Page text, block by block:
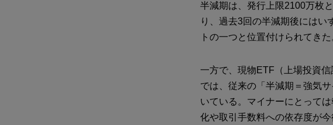
半減期は、発行上限2100万枚
り、過去3回の半減期後にはい
トの一つと位置付けられてきた
一方で、現物ETF（上場投資
では、従来の「半減期＝強気
いている。マイナーにとって
化や取引手数料への依存度が今